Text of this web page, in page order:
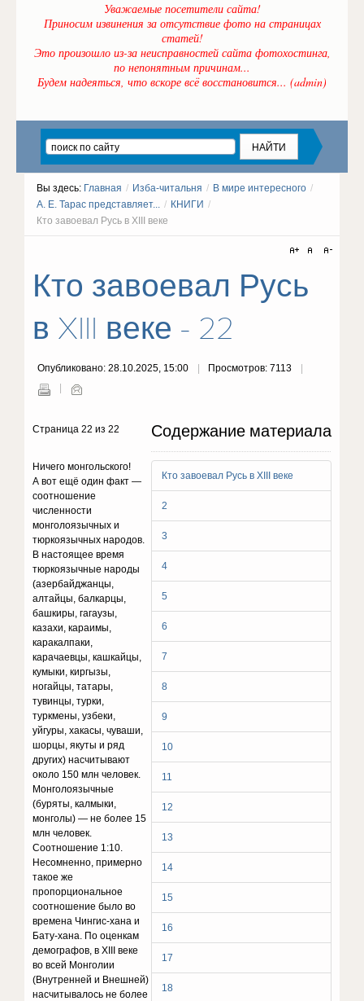
Уважаемые посетители сайта!
Приносим извинения за отсутствие фото на страницах
статей!
Это произошло из-за неисправностей сайта фотохостинга,
по непонятным причинам...
Будем надеяться, что вскоре всё восстановится... (admin)
Вы здесь: Главная / Изба-читальня / В мире интересного /
А. Е. Тарас представляет... / КНИГИ /
Кто завоевал Русь в XIII веке
Кто завоевал Русь
в XIII веке - 22
Опубликовано: 28.10.2025, 15:00 Просмотров: 7113
Содержание материала
Кто завоевал Русь в XIII веке
2
3
4
5
6
7
8
9
10
11
12
13
14
15
16
17
18
Страница 22 из 22
Ничего монгольского!
А вот ещё один факт —
соотношение
численности
монголоязычных и
тюркоязычных народов.
В настоящее время
тюркоязычные народы
(азербайджанцы,
алтайцы, балкарцы,
башкиры, гагаузы,
казахи, караимы,
каракалпаки,
карачаевцы, кашкайцы,
кумыки, киргызы,
ногайцы, татары,
тувинцы, турки,
туркмены, узбеки,
уйгуры, хакасы, чуваши,
шорцы, якуты и ряд
других) насчитывают
около 150 млн человек.
Монголоязычные
(буряты, калмыки,
монголы) — не более 15
млн человек.
Соотношение 1:10.
Несомненно, примерно
такое же
пропорциональное
соотношение было во
времена Чингис-хана и
Бату-хана. По оценкам
демографов, в XIII веке
во всей Монголии
(Внутренней и Внешней)
насчитывалось не более